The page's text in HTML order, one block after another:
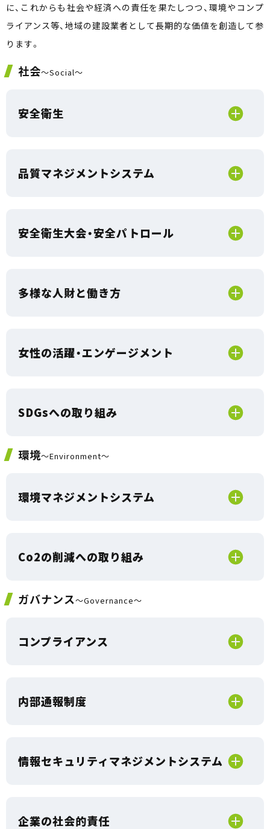
に、これからも社会や経済への責任を果たしつつ、環境やコンプ
ライアンス等、地域の建設業者として長期的な価値を創造して参
ります。
社会～Social～
安全衛生
品質マネジメントシステム
安全衛生大会・安全パトロール
多様な人財と働き方
女性の活躍・エンゲージメント
SDGsへの取り組み
環境～Environment～
環境マネジメントシステム
Co2の削減への取り組み
ガバナンス～Governance～
コンプライアンス
内部通報制度
情報セキュリティマネジメントシステム
企業の社会的責任